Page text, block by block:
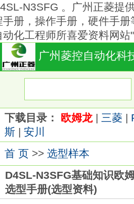
N3SFG 。广州正菱提
手册，操作手册，硬件手
动化工程师所喜爱资料网站
广州菱控自动化科
下载目录： 欧姆龙| 三菱|
斯| 安川
首 页>> 选型样本
D4SL-N3SFG基础知识欧
选型手册(选型资料)